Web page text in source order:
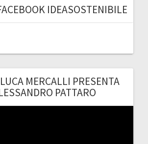
IDEASOSTENIBILE
MERCALLI PRESENTA
PATTARO